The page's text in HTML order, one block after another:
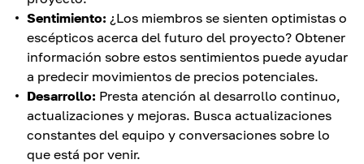
Sentimiento: ¿Los miembros se sienten optimistas o
escépticos acerca del futuro del proyecto? Obtener
información sobre estos sentimientos puede ayudar
a predecir movimientos de precios potenciales.
Desarrollo: Presta atención al desarrollo continuo,
actualizaciones y mejoras. Busca actualizaciones
constantes del equipo y conversaciones sobre lo
que está por venir.